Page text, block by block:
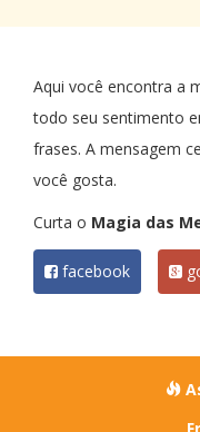
Aqui você encontra a
todo seu sentimento
frases. A mensagem
você gosta.
Curta o Magia das
facebook